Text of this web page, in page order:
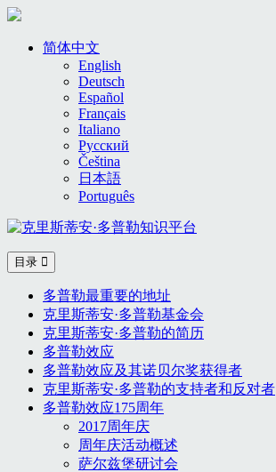
简体中文
English
Deutsch
Español
Français
Italiano
Русский
Čeština
日本語
Português
目录
多普勒最重要的地址
克里斯蒂安·多普勒基金会
克里斯蒂安·多普勒的简历
多普勒效应
多普勒效应及其诺贝尔奖获得者
克里斯蒂安·多普勒的支持者和反对者
多普勒效应175周年
2017周年庆
周年庆活动概述
萨尔兹堡研讨会